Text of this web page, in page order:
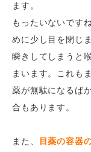
ます。
もったいないです
めに少し目を閉じま
瞬きしてしまうと
まいます。これも
薬が無駄になるば
合もあります。
また、
目薬の容器